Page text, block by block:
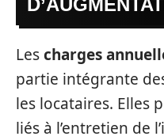
Lescharges
partie intégrante
les locataires. Elles
liés à l’entretien de